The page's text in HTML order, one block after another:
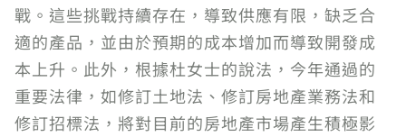
戰。這些挑戰持續存在，導致供應有限，缺乏合
適的產品，並由於預期的成本增加而導致開發成
本上升。此外，根據杜女士的說法，今年通過的
重要法律，如修訂土地法、修訂房地產業務法和
修訂招標法，將對目前的房地產市場產生積極影